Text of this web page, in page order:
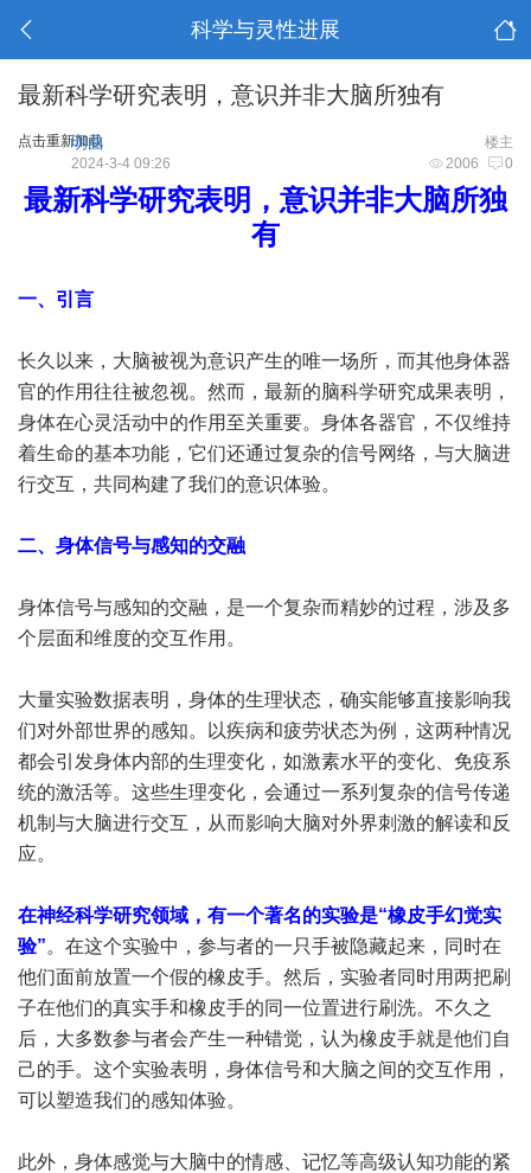
科学与灵性进展
最新科学研究表明，意识并非大脑所独有
点击重新加载 楼主
明曲
2006 0
2024-3-4 09:26
最新科学研究表明，意识并非大脑所独
有
一、引言
长久以来，大脑被视为意识产生的唯一场所，而其他身体器
官的作用往往被忽视。然而，最新的脑科学研究成果表明，
身体在心灵活动中的作用至关重要。身体各器官，不仅维持
着生命的基本功能，它们还通过复杂的信号网络，与大脑进
行交互，共同构建了我们的意识体验。
二、身体信号与感知的交融
身体信号与感知的交融，是一个复杂而精妙的过程，涉及多
个层面和维度的交互作用。
大量实验数据表明，身体的生理状态，确实能够直接影响我
们对外部世界的感知。以疾病和疲劳状态为例，这两种情况
都会引发身体内部的生理变化，如激素水平的变化、免疫系
统的激活等。这些生理变化，会通过一系列复杂的信号传递
机制与大脑进行交互，从而影响大脑对外界刺激的解读和反
应。
在神经科学研究领域，有一个著名的实验是“橡皮手幻觉实
验”。在这个实验中，参与者的一只手被隐藏起来，同时在
他们面前放置一个假的橡皮手。然后，实验者同时用两把刷
子在他们的真实手和橡皮手的同一位置进行刷洗。不久之
后，大多数参与者会产生一种错觉，认为橡皮手就是他们自
己的手。这个实验表明，身体信号和大脑之间的交互作用，
可以塑造我们的感知体验。
此外，身体感觉与大脑中的情感、记忆等高级认知功能的紧